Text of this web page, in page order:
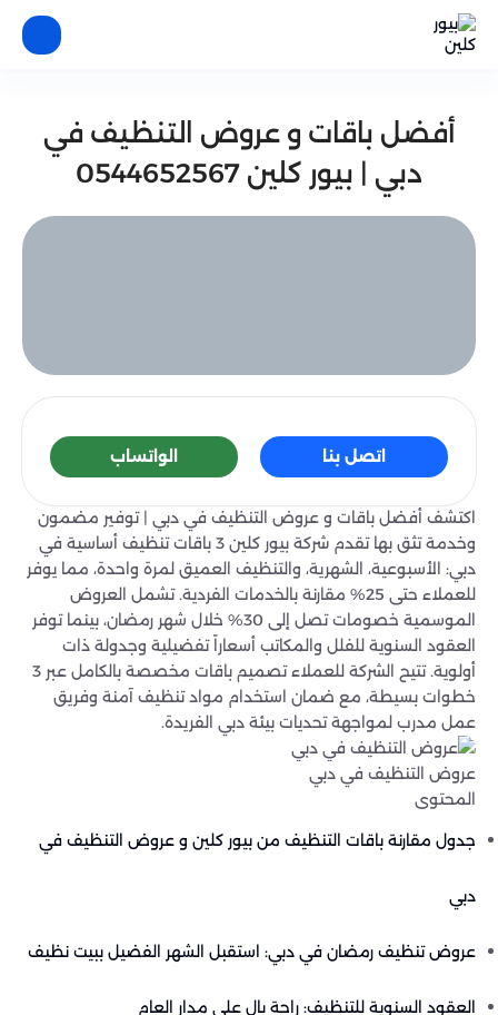
أفضل باقات و عروض التنظيف في
دبي | بيور كلين 0544652567
اتصل بنا الواتساب
اكتشف أفضل باقات و عروض التنظيف في دبي | توفير مضمون
وخدمة تثق بها تقدم شركة بيور كلين 3 باقات تنظيف أساسية في
دبي: الأسبوعية، الشهرية، والتنظيف العميق لمرة واحدة، مما يوفر
للعملاء حتى 25% مقارنة بالخدمات الفردية. تشمل العروض
الموسمية خصومات تصل إلى 30% خلال شهر رمضان، بينما توفر
العقود السنوية للفلل والمكاتب أسعاراً تفضيلية وجدولة ذات
أولوية. تتيح الشركة للعملاء تصميم باقات مخصصة بالكامل عبر 3
خطوات بسيطة، مع ضمان استخدام مواد تنظيف آمنة وفريق
عمل مدرب لمواجهة تحديات بيئة دبي الفريدة.
عروض التنظيف في دبي
المحتوى
جدول مقارنة باقات التنظيف من بيور كلين و عروض التنظيف في
دبي
عروض تنظيف رمضان في دبي: استقبل الشهر الفضيل ببيت نظيف
العقود السنوية للتنظيف: راحة بال على مدار العام